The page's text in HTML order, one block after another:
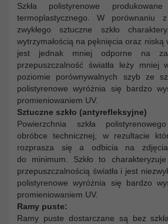
Szkła polistyrenowe
termoplastycznego. W porównaniu
zwykłego sztuczne szkło
wytrzymałością na pęknięcia oraz niską
jest jednak mniej odporne na
przepuszczalność światła leży mniej
poziomie porównywalnych szyb ze
polistyrenowe wyróżnia się bardzo
promieniowaniem UV.
Sztuczne szkło (antyrefleksyjne)
Powierzchnia szkła
obróbce technicznej, w rezultacie
rozprasza się a odbicia na
do minimum. Szkło to
przepuszczalnością światła i jest
polistyrenowe wyróżnia się bardzo
promieniowaniem UV.
Ramy puste:
Ramy puste dostarczane są bez